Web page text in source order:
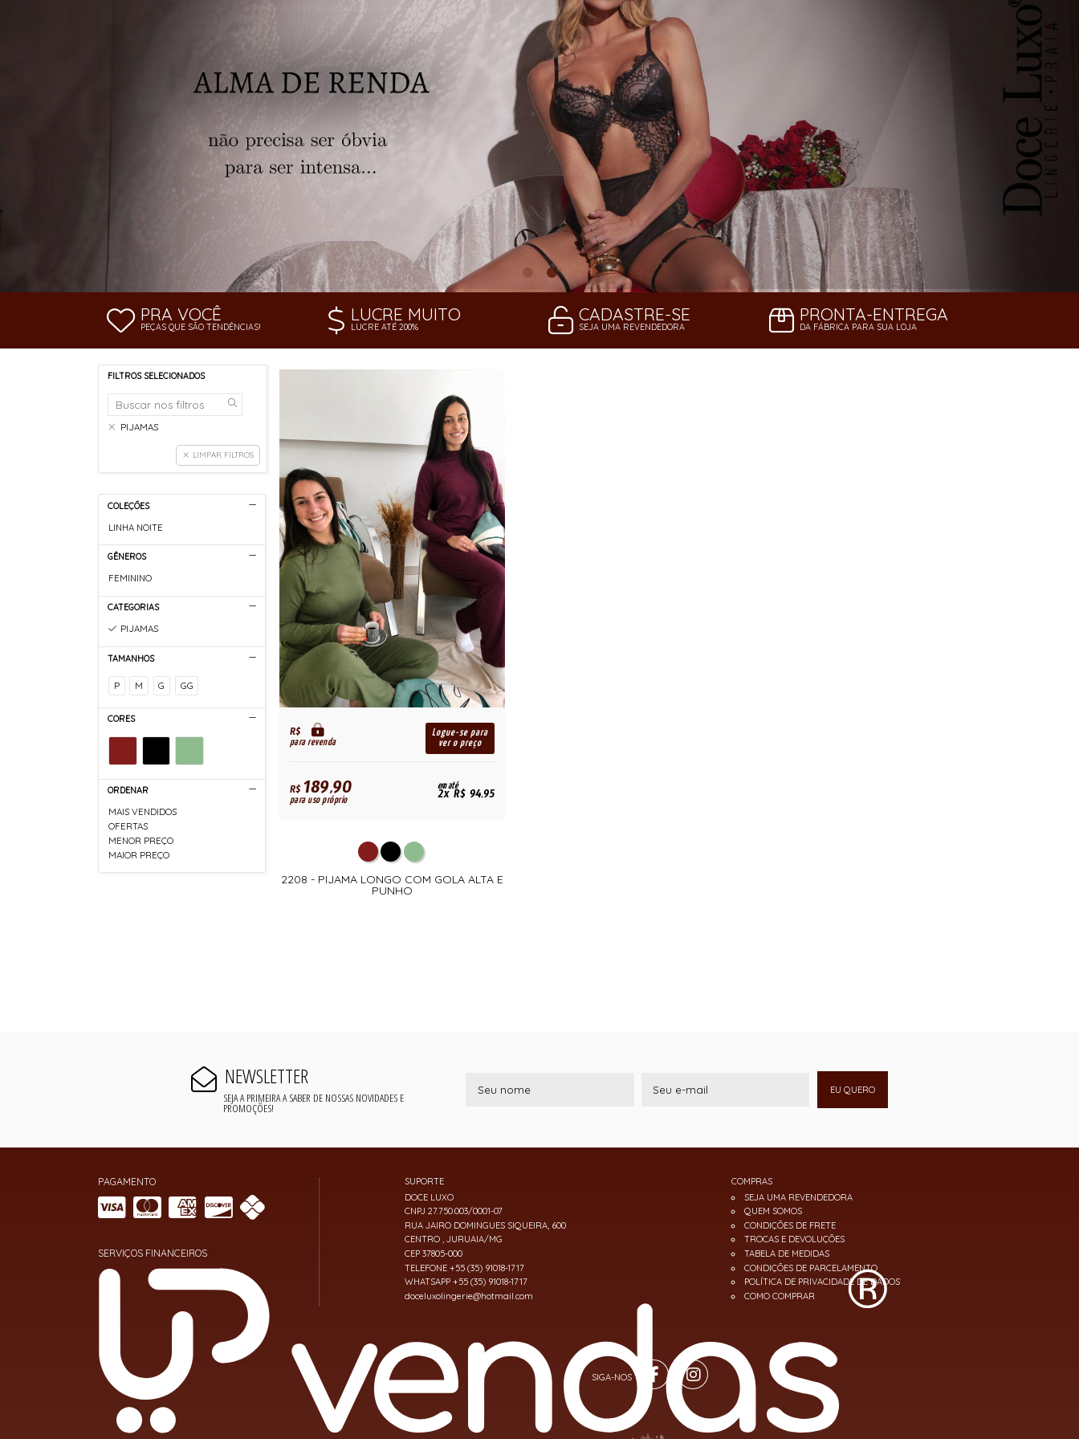
SAÍDA DE PRAIA
PRA VOCÊ
PEÇAS QUE SÃO TENDÊNCIAS!
LUCRE MUITO
LUCRE ATÉ 200%
CADASTRE-SE
SEJA UMA REVENDEDORA
PRONTA-ENTREGA
DA FÁBRICA PARA SUA LOJA
FILTROS SELECIONADOS
PIJAMAS
LIMPAR FILTROS
COLEÇÕES
LINHA NOITE
GÊNEROS
FEMININO
CATEGORIAS
PIJAMAS
TAMANHOS
P M G GG
CORES
ORDENAR
MAIS VENDIDOS
OFERTAS
MENOR PREÇO
MAIOR PREÇO
R$
para revenda
Logue-se para
ver o preço
R$189,90
para uso próprio
em até
2x R$ 94,95
2208 - PIJAMA LONGO COM GOLA ALTA E
PUNHO
NEWSLETTER
SEJA A PRIMEIRA A SABER DE NOSSAS NOVIDADES E
PROMOÇÕES!
EU QUERO
PAGAMENTO
SERVIÇOS FINANCEIROS
SUPORTE
DOCE LUXO
CNPJ 27.750.003/0001-07
RUA JAIRO DOMINGUES SIQUEIRA, 600
CENTRO , JURUAIA/MG
CEP 37805-000
TELEFONE +55 (35) 91018-1717
WHATSAPP +55 (35) 91018-1717
doceluxolingerie@hotmail.com
COMPRAS
SEJA UMA REVENDEDORA
QUEM SOMOS
CONDIÇÕES DE FRETE
TROCAS E DEVOLUÇÕES
TABELA DE MEDIDAS
CONDIÇÕES DE PARCELAMENTO
POLÍTICA DE PRIVACIDADE DE DADOS
COMO COMPRAR